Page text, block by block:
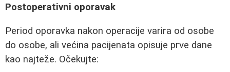
Postoperativni oporavak
Period oporavka nakon operacije varira od osobe
do osobe, ali većina pacijenata opisuje prve dane
kao najteže. Očekujte: